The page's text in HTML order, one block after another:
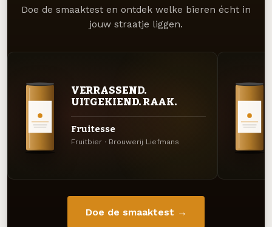
Doe de smaaktest en ontdek welke bieren écht in
jouw straatje liggen.
VERRASSEND.
UITGEKIEND. RAAK.
Fruitesse
Fruitbier · Brouwerij Liefmans
Doe de smaaktest →